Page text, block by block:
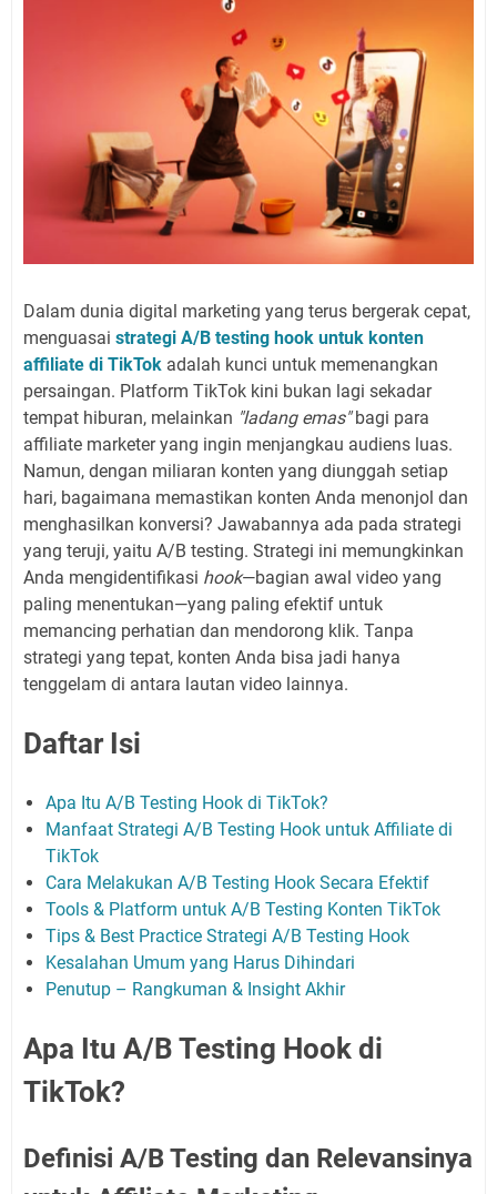
Dalam dunia digital marketing yang terus bergerak cepat,
menguasai strategi A/B testing hook untuk konten
affiliate di TikTok adalah kunci untuk memenangkan
persaingan. Platform TikTok kini bukan lagi sekadar
tempat hiburan, melainkan "ladang emas"bagi para
affiliate marketer yang ingin menjangkau audiens luas.
Namun, dengan miliaran konten yang diunggah setiap
hari, bagaimana memastikan konten Anda menonjol dan
menghasilkan konversi? Jawabannya ada pada strategi
yang teruji, yaitu A/B testing. Strategi ini memungkinkan
Anda mengidentifikasi hook—bagian awal video yang
paling menentukan—yang paling efektif untuk
memancing perhatian dan mendorong klik. Tanpa
strategi yang tepat, konten Anda bisa jadi hanya
tenggelam di antara lautan video lainnya.
Daftar Isi
Apa Itu A/B Testing Hook di TikTok?
Manfaat Strategi A/B Testing Hook untuk Affiliate di
TikTok
Cara Melakukan A/B Testing Hook Secara Efektif
Tools & Platform untuk A/B Testing Konten TikTok
Tips & Best Practice Strategi A/B Testing Hook
Kesalahan Umum yang Harus Dihindari
Penutup – Rangkuman & Insight Akhir
Apa Itu A/B Testing Hook di
TikTok?
Definisi A/B Testing dan Relevansinya